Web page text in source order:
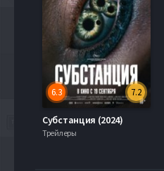
7.2
6.3
Субстанция (2024)
Трейлеры